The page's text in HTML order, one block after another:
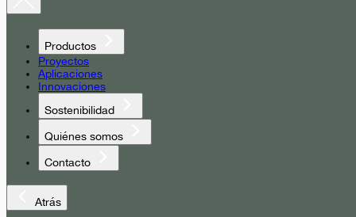
Productos
Proyectos
Aplicaciones
Innovaciones
Sostenibilidad
Quiénes somos
Contacto
Atrás